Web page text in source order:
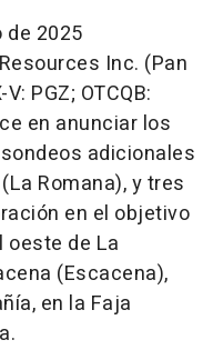
de 2025
Inc. (Pan
PGZ; OTCQB:
en anunciar los
adicionales
Romana), y tres
en el objetivo
oeste de La
(Escacena),
en la Faja